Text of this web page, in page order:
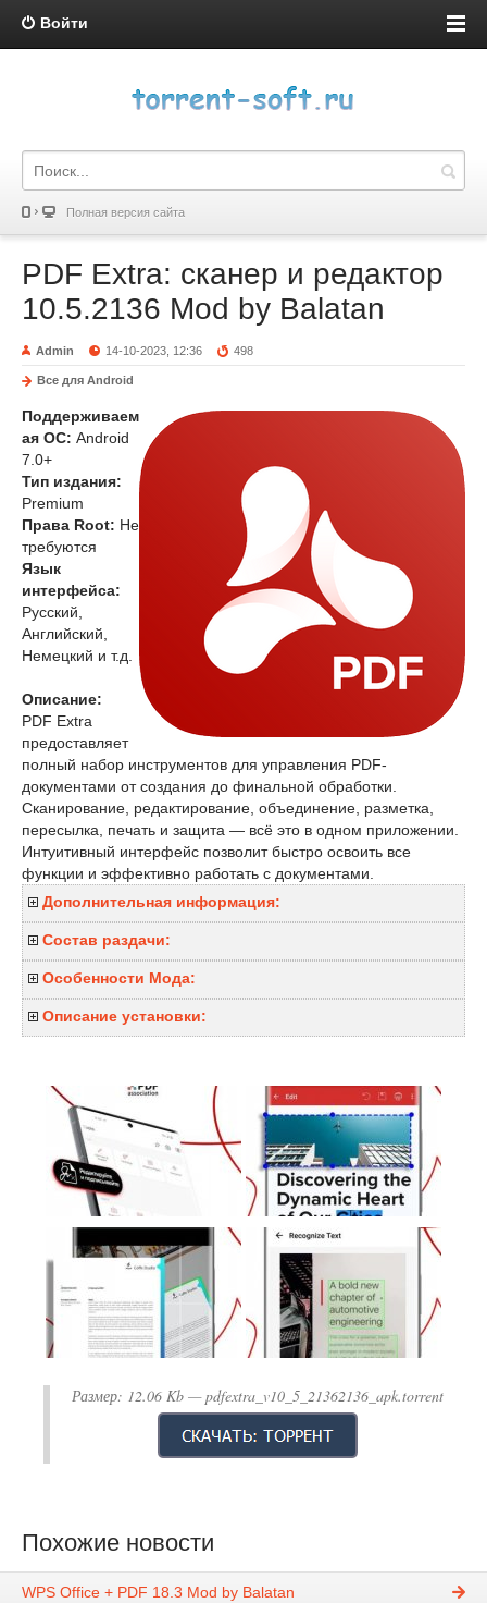
Войти
Полная версия сайта
PDF Extra: сканер и редактор
10.5.2136 Mod by Balatan
Admin 14-10-2023, 12:36 498
Все для Android
Поддерживаем
ая ОС: Android
7.0+
Тип издания:
Premium
Права Root: Не
требуются
Язык
интерфейса:
Русский,
Английский,
Немецкий и т.д.
Описание:
PDF Extra
предоставляет
полный набор инструментов для управления PDF-
документами от создания до финальной обработки.
Сканирование, редактирование, объединение, разметка,
пересылка, печать и защита — всё это в одном приложении.
Интуитивный интерфейс позволит быстро освоить все
функции и эффективно работать с документами.
Дополнительная информация:
Состав раздачи:
Особенности Мода:
Описание установки:
Размер: 12.06 Kb — pdfextra_v10_5_21362136_apk.torrent
Похожие новости
WPS Office + PDF 18.3 Mod by Balatan